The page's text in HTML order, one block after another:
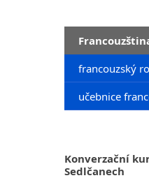
francouzský
učebnice
Konverzační
Sedlčanech